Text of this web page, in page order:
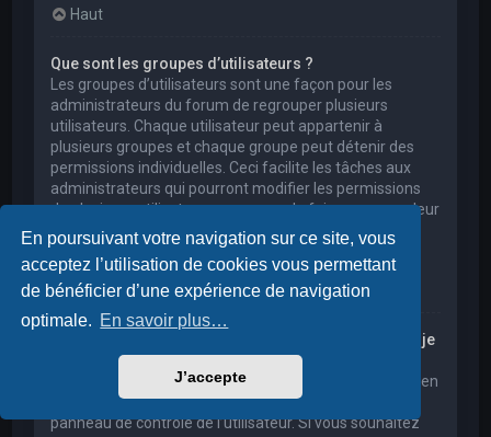
En poursuivant votre navigation sur ce site, vous
acceptez l’utilisation de cookies vous permettant
de bénéficier d’une expérience de navigation
optimale. En savoir plus…
J’accepte
Haut
Que sont les groupes d’utilisateurs ?
Les groupes d’utilisateurs sont une façon pour les
administrateurs du forum de regrouper plusieurs
utilisateurs. Chaque utilisateur peut appartenir à
plusieurs groupes et chaque groupe peut détenir des
permissions individuelles. Ceci facilite les tâches aux
administrateurs qui pourront modifier les permissions
de plusieurs utilisateurs en une seule fois, ou encore leur
accorder des pouvoirs de modération, ou bien leur
donner accès à un forum privé.
Haut
Où sont les groupes d’utilisateurs et comment puis-je
en rejoindre un ?
Vous pouvez consulter tous les groupes d’utilisateurs en
cliquant sur le lien « Groupes d’utilisateurs » depuis le
panneau de contrôle de l’utilisateur. Si vous souhaitez